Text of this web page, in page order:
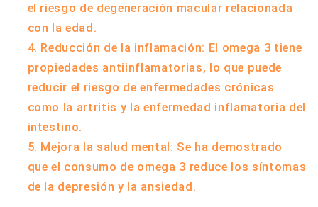
el riesgo de degeneración macular relacionada
con la edad.
Reducción de la inflamación: El omega 3 tiene
propiedades antiinflamatorias, lo que puede
reducir el riesgo de enfermedades crónicas
como la artritis y la enfermedad inflamatoria del
intestino.
Mejora la salud mental: Se ha demostrado
que el consumo de omega 3 reduce los síntomas
de la depresión y la ansiedad.